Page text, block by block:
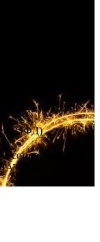
(ОФД)
сопровождение –